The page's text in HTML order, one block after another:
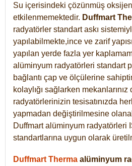
Su içerisindeki çözünmüş
etkilenmemektedir. Duffmart
radyatörler standart askı
yapılabilmekte,ince ve zarif
yapılan yerde fazla yer
alüminyum radyatörleri standart
bağlantı çap ve ölçülerine
kolaylığı sağlarken
radyatörlerinizin tesisatınızda
yapmadan değiştirilmesine
Duffmart alüminyum radyatörleri
standartlarına uygun olarak
Duffmart Therma alüminyum